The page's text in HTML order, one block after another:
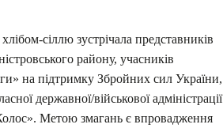
сіллю зустрічала представників
району, учасників
на підтримку Збройних сил України,
державної/військової адміністрації
Метою змагань є впровадження